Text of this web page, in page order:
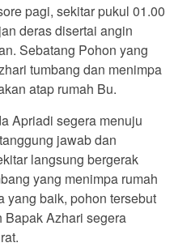
pagi, sekitar pukul 01.00
deras disertai angin
Sebatang Pohon yang
tumbang dan menimpa
atap rumah Bu.
Apriadi segera menuju
jawab dan
langsung bergerak
yang menimpa rumah
yang baik, pohon tersebut
Azhari segera